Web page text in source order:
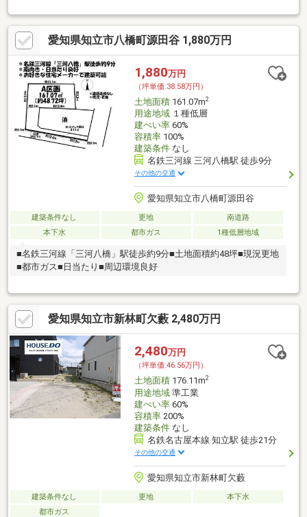
愛知県知立市八橋町源田谷 1,880万円
1,880万円
（坪単価:38.58万円）
土地面積161.07m2
用途地域１種低層
建ぺい率60%
容積率100%
建築条件なし
名鉄三河線 三河八橋駅 徒歩9分
その他の交通
愛知県知立市八橋町源田谷
建築条件なし 更地
南道路
本下水
都市ガス 1種低層地域
■名鉄三河線「三河八橋」駅徒歩約9分■土地面積約48坪■現況更地
■都市ガス■日当たり■周辺環境良好
愛知県知立市新林町欠藪 2,480万円
2,480万円
（坪単価:46.56万円）
土地面積176.11m2
用途地域準工業
建ぺい率60%
容積率200%
建築条件なし
名鉄名古屋本線 知立駅 徒歩21分
その他の交通
愛知県知立市新林町欠藪
建築条件なし 更地
本下水
都市ガス